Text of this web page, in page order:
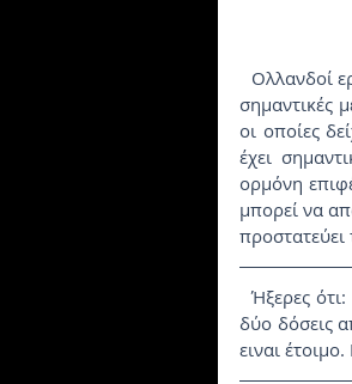
σημαντικές
οι οποίες
έχει
ορμόνη
μπορεί να
  Ήξερες ότι: Το πρωτόγαλα χρησιμοποιείται σε πολλά cocktail. Boobie White Russians με
δύο δόσεις
ειναι